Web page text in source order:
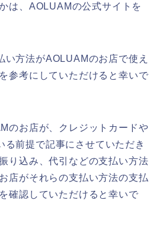
は、AOLUAMの公式サイトを
方法がAOLUAMのお店で使え
参考にしていただけると幸いで
のお店が、クレジットカードや
前提で記事にさせていただき
り込み、代引などの支払い方法
店がそれらの支払い方法の支払
確認していただけると幸いで